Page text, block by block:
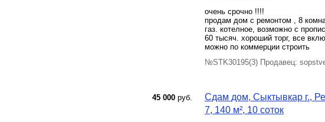
очень срочно !!!!
продам дом с ремонтом , 8
газ. котелное, возможно с
60 тысяч. хороший торг, все
можно по коммерции строить
№STK30195(3) Продавец:
45 000 руб.
Сдам дом, Сыктывкар г.,
7, 140 м², 10 соток